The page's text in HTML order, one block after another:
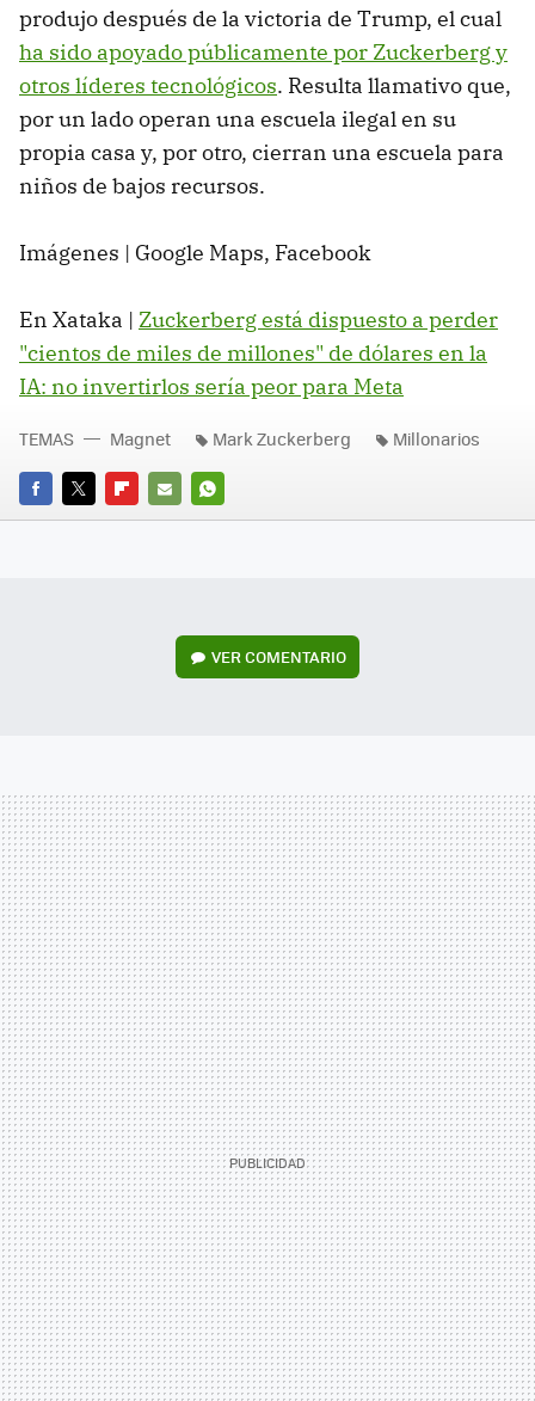
produjo después de la victoria de Trump, el cual
ha sido apoyado públicamente por Zuckerberg y
otros líderes tecnológicos. Resulta llamativo que,
por un lado operan una escuela ilegal en su
propia casa y, por otro, cierran una escuela para
niños de bajos recursos.
Imágenes | Google Maps, Facebook
En Xataka | Zuckerberg está dispuesto a perder
"cientos de miles de millones" de dólares en la
IA: no invertirlos sería peor para Meta
FACEBOOK
TWITTERFLIPBOARD
E-
WHATSAPP
TEMAS Magnet Mark Zuckerberg Millonarios
VERCOMENTARIO